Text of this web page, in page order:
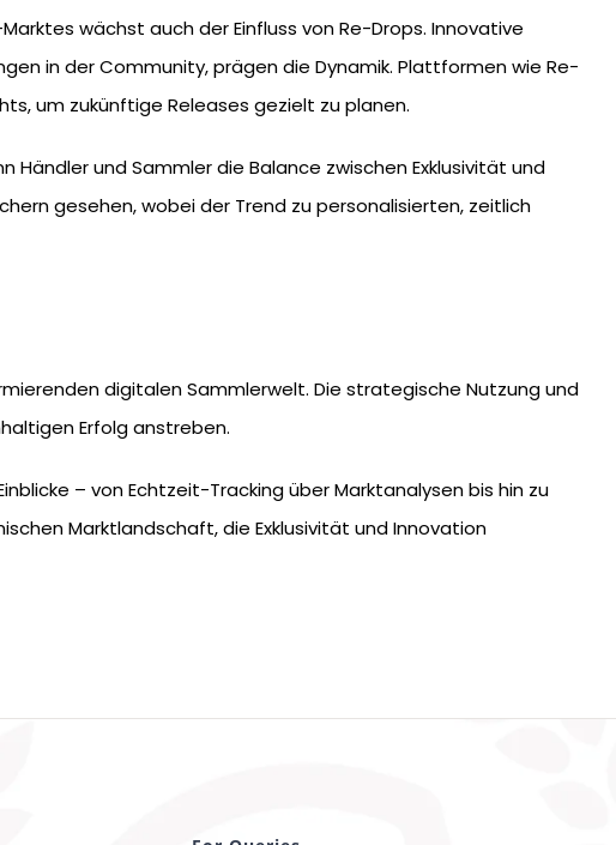
wächst auch der Einfluss von Re-Drops. Innovative
in der Community, prägen die Dynamik. Plattformen wie Re-
um zukünftige Releases gezielt zu planen.
Händler und Sammler die Balance zwischen Exklusivität und
gesehen, wobei der Trend zu personalisierten, zeitlich
digitalen Sammlerwelt. Die strategische Nutzung und
Erfolg anstreben.
– von Echtzeit-Tracking über Marktanalysen bis hin zu
Marktlandschaft, die Exklusivität und Innovation